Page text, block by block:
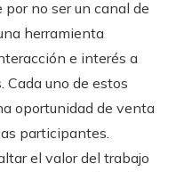
no ser un canal de
herramienta
e interés a
Cada uno de estos
oportunidad de venta
participantes.
el valor del trabajo